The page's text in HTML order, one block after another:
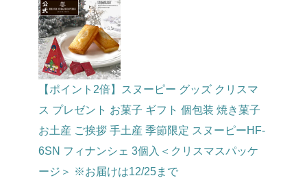
【ポイント2倍】スヌーピー グッズ クリスマ
ス プレゼント お菓子 ギフト 個包装 焼き菓子
お土産 ご挨拶 手土産 季節限定 スヌーピーHF-
6SN フィナンシェ 3個入＜クリスマスパッケ
ージ＞ ※お届けは12/25まで